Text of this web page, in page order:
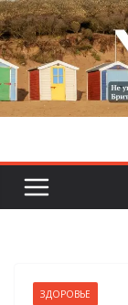
Skip
to
content
ЗДОРОВЬЕ